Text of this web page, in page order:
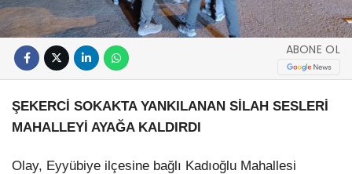
ABONE OL
ŞEKERCİ SOKAKTA YANKILANAN SİLAH SESLERİ
MAHALLEYİ AYAĞA KALDIRDI
Olay, Eyyübiye ilçesine bağlı Kadıoğlu Mahallesi